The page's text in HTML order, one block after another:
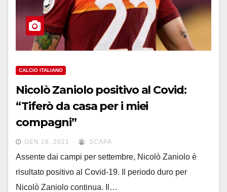
CALCIO ITALIANO
Nicolò Zaniolo positivo al Covid:
“Tiferò da casa per i miei
compagni”
GEN 18, 2021 SCAPA
Assente dai campi per settembre, Nicolò Zaniolo è
risultato positivo al Covid-19. Il periodo duro per
Nicolò Zaniolo continua. Il…